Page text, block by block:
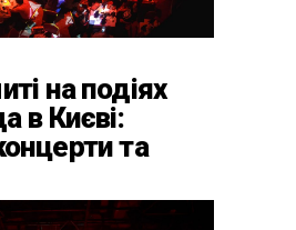
на подіях
в Києві:
та